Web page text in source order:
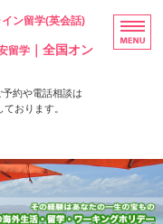
ン留学(英会話)
留学｜全国オン
予約や電話相談は
おります。